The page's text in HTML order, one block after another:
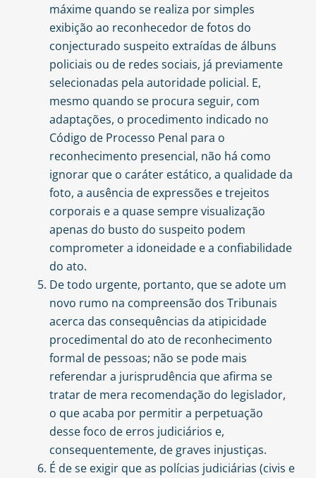
máxime quando se realiza por simples
exibição ao reconhecedor de fotos do
conjecturado suspeito extraídas de álbuns
policiais ou de redes sociais, já previamente
selecionadas pela autoridade policial. E,
mesmo quando se procura seguir, com
adaptações, o procedimento indicado no
Código de Processo Penal para o
reconhecimento presencial, não há como
ignorar que o caráter estático, a qualidade da
foto, a ausência de expressões e trejeitos
corporais e a quase sempre visualização
apenas do busto do suspeito podem
comprometer a idoneidade e a confiabilidade
do ato.
De todo urgente, portanto, que se adote um
novo rumo na compreensão dos Tribunais
acerca das consequências da atipicidade
procedimental do ato de reconhecimento
formal de pessoas; não se pode mais
referendar a jurisprudência que afirma se
tratar de mera recomendação do legislador,
o que acaba por permitir a perpetuação
desse foco de erros judiciários e,
consequentemente, de graves injustiças.
É de se exigir que as polícias judiciárias (civis e